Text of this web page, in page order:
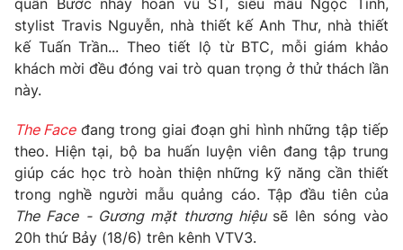
Phim VTV
Hậu trường
Nhân vật
Khán giả
Giải sao mai
Giải trí
Điện ảnh
Âm nhạc
Sao
Đời sống
Du lịch
Làm đẹp
Chất lượng cuộc sống
Giáo dục
Tuyển sinh
Học trực tuyến
Công nghệ
Hitech Công nghệ tương lai
Giao lưu trực tuyến
quân Bước nhảy hoàn vũ ST, siêu mẫu Ngọc Tình,
stylist Travis Nguyễn, nhà thiết kế Anh Thư, nhà thiết
kế Tuấn Trần... Theo tiết lộ từ BTC, mỗi giám khảo
khách mời đều đóng vai trò quan trọng ở thử thách lần
này.
The Faceđang trong giai đoạn ghi hình những tập tiếp
theo. Hiện tại, bộ ba huấn luyện viên đang tập trung
giúp các học trò hoàn thiện những kỹ năng cần thiết
trong nghề người mẫu quảng cáo. Tập đầu tiên của
The Face - Gương mặt thương hiệu sẽ lên sóng vào
20h thứ Bảy (18/6) trên kênh VTV3.